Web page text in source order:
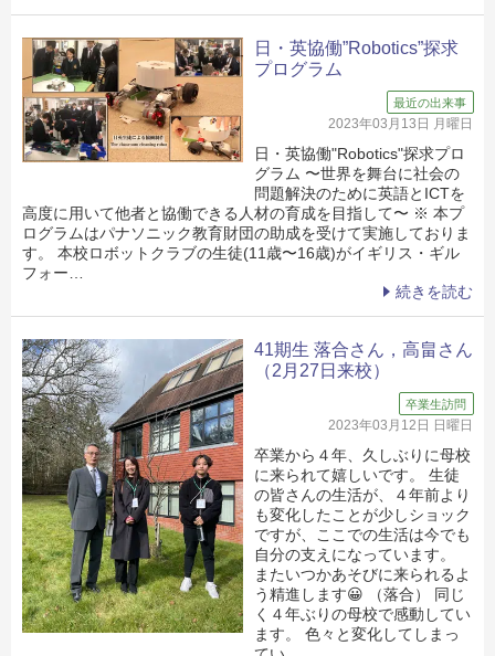
日・英協働”Robotics”探求
プログラム
最近の出来事
2023年03月13日 月曜日
日・英協働"Robotics"探求プロ
グラム 〜世界を舞台に社会の
問題解決のために英語とICTを
高度に用いて他者と協働できる人材の育成を目指して〜 ※ 本プ
ログラムはパナソニック教育財団の助成を受けて実施しておりま
す。 本校ロボットクラブの生徒(11歳〜16歳)がイギリス・ギル
フォー…
続きを読む
41期生 落合さん，高畠さん
（2月27日来校）
卒業生訪問
2023年03月12日 日曜日
卒業から４年、久しぶりに母校
に来られて嬉しいです。 生徒
の皆さんの生活が、４年前より
も変化したことが少しショック
ですが、ここでの生活は今でも
自分の支えになっています。
またいつかあそびに来られるよ
う精進します😀 （落合） 同じ
く４年ぶりの母校で感動してい
ます。 色々と変化してしまっ